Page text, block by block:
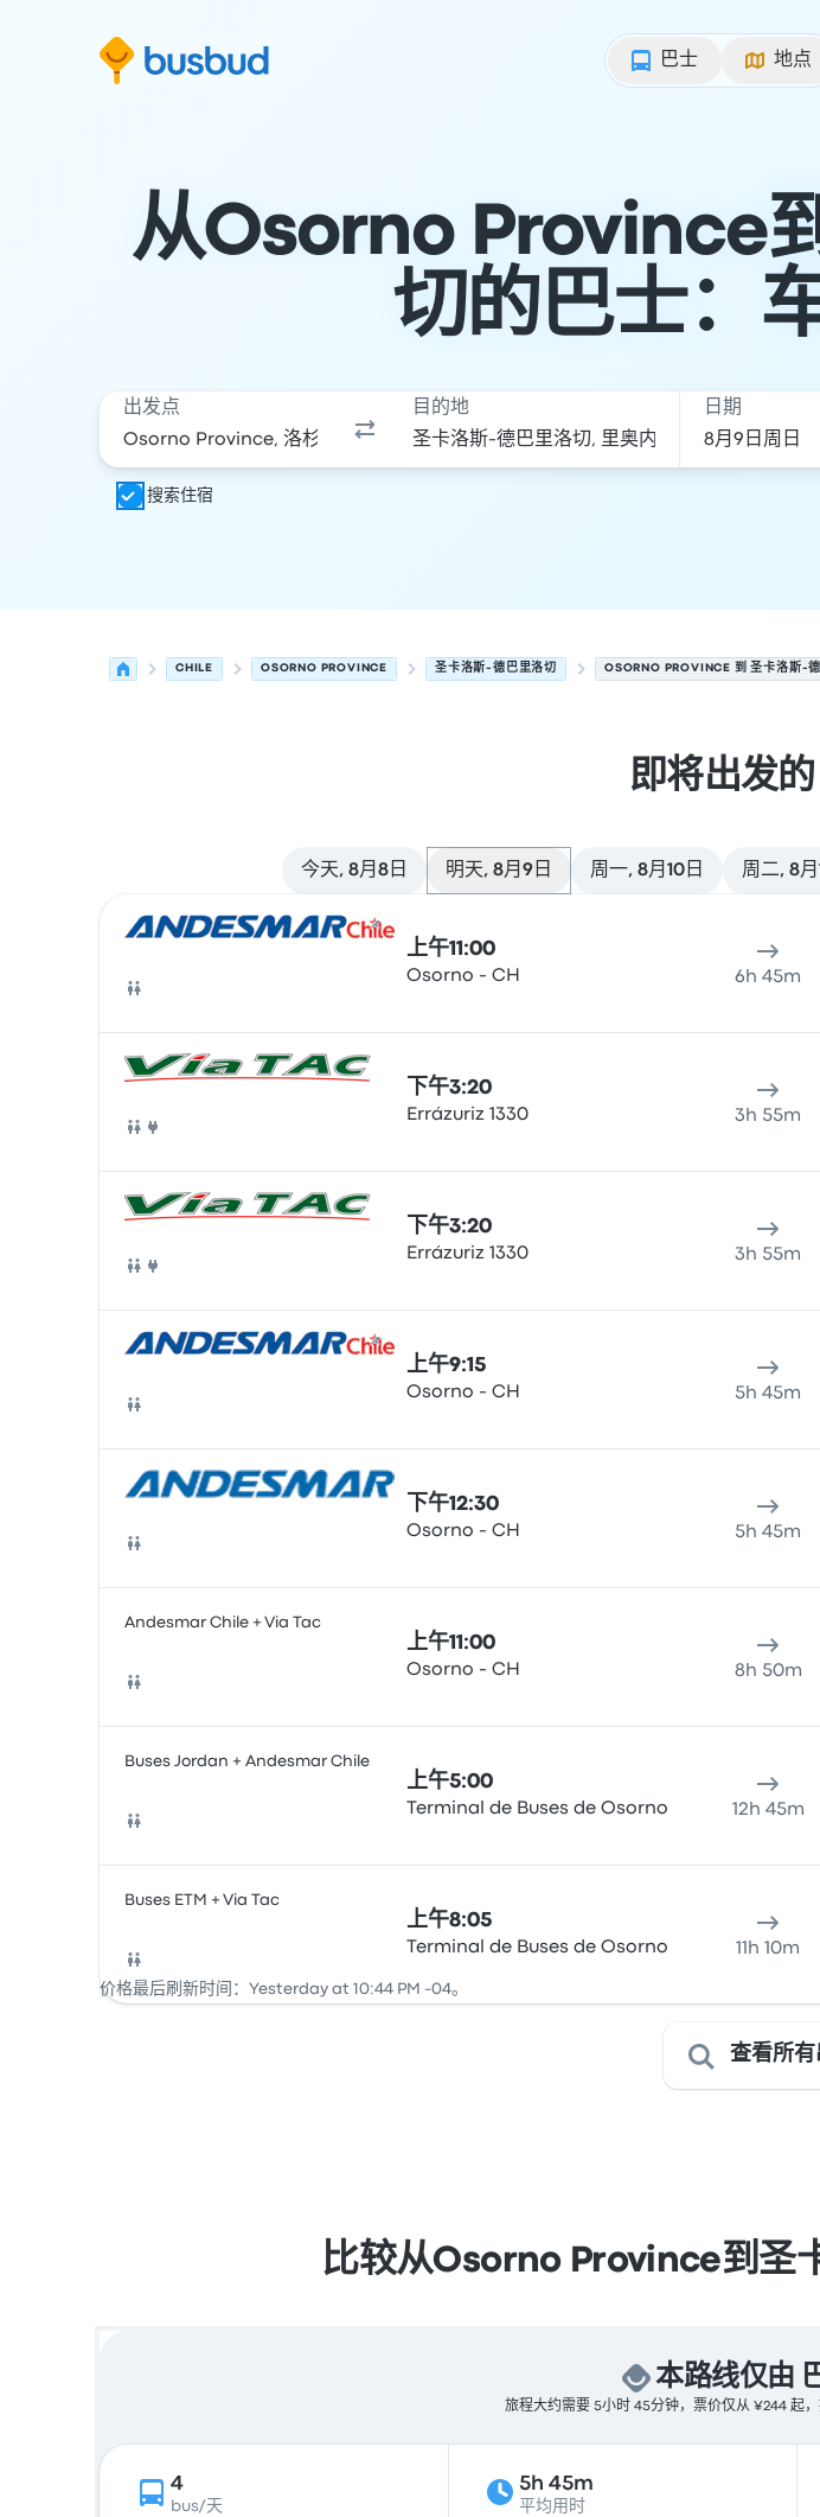
巴士
地点
从Osorno Province
切的巴士：
出发点 目的地 日期
搜索住宿
CHILE OSORNO PROVINCE 圣卡洛斯-德巴里洛切 OSORNO PROVINCE 到 圣卡洛斯-
即将出发
今天, 8月8日 明天, 8月9日 周一, 8月10日 周二, 8月
巴士
上午11:00
Osorno - CH 6h 45m
巴士
下午3:20
Errázuriz 1330 3h 55m
巴士
下午3:20
Errázuriz 1330 3h 55m
巴士
上午9:15
Osorno - CH 5h 45m
巴士
下午12:30
Osorno - CH 5h 45m
Andesmar Chile + Via Tac
巴士
上午11:00
Osorno - CH 8h 50m
Buses Jordan + Andesmar Chile
巴士
上午5:00
Terminal de Buses de Osorno 12h 45m
Buses ETM + Via Tac
巴士
上午8:05
Terminal de Buses de Osorno 11h 10m
价格最后刷新时间：Yesterday at 10:44 PM -04。
查看所有
比较从Osorno Province到圣
本路线仅由
旅程大约需要 5小时 45分钟，票价仅从 ¥244 起
4
bus/天
5h 45m
平均用时